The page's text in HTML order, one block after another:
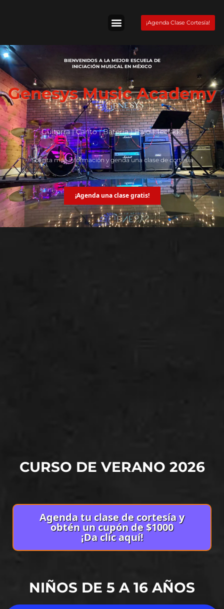
¡Agenda Clase Cortesía!
BIENVENIDOS A LA MEJOR ESCUELA DE
INICIACIÓN MUSICAL EN MÉXICO
Genesys Music Academy
Guitarra | Canto | Batería | Bajo | Teclado
Solicita más información y genda una clase de cortesía
¡Agenda una clase gratis!
CURSO DE VERANO 2026
Agenda tu clase de cortesía y
obtén un cupón de $1000
¡Da clic aquí!
NIÑOS DE 5 A 16 AÑOS